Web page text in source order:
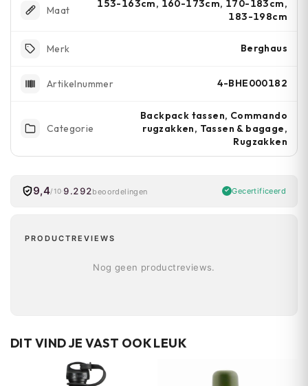
Maat
153-163cm, 160-173cm, 170-183cm,
183-198cm
Merk Berghaus
Artikelnummer 4-BHE000182
Categorie
Backpack tassen, Commando
rugzakken, Tassen & bagage,
Rugzakken
9,4/10 9.292beoordelingen Gecertificeerd
PRODUCTREVIEWS
Nog geen productreviews.
DIT VIND JE VAST OOK LEUK